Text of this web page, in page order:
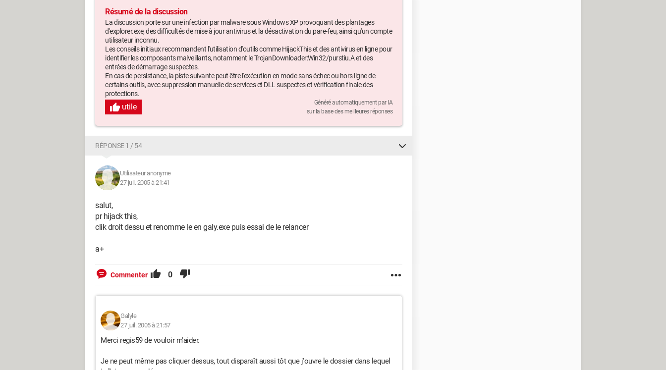
Résumé de la discussion
La discussion porte sur une infection par malware sous Windows XP provoquant des plantages
d'explorer.exe, des difficultés de mise à jour antivirus et la désactivation du pare-feu, ainsi qu'un compte
utilisateur inconnu.
Les conseils initiaux recommandent l'utilisation d'outils comme HijackThis et des antivirus en ligne pour
identifier les composants malveillants, notamment le TrojanDownloader:Win32/purstiu.A et des
entrées de démarrage suspectes.
En cas de persistance, la piste suivante peut être l'exécution en mode sans échec ou hors ligne de
certains outils, avec suppression manuelle de services et DLL suspectes et vérification finale des
protections.
utile
Généré automatiquement par IA
sur la base des meilleures réponses
RÉPONSE 1 / 54
Utilisateur anonyme
27 juil. 2005 à 21:41
salut,
pr hijack this,
clik droit dessu et renomme le en galy.exe puis essai de le relancer
a+
Commenter 0
Galyle
27 juil. 2005 à 21:57
Merci regis59 de vouloir m'aider.
Je ne peut même pas cliquer dessus, tout disparaît aussi tôt que j'ouvre le dossier dans lequel